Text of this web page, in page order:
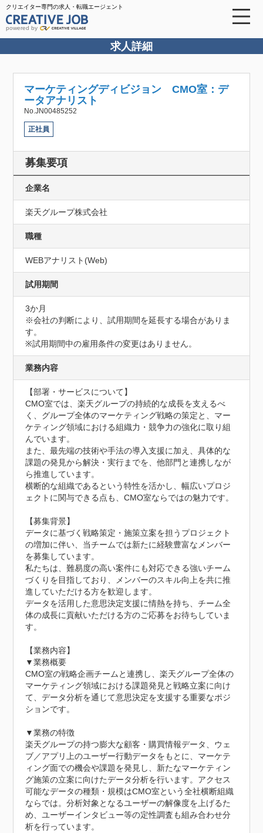
クリエイター専門の求人・転職エージェント
powered by
求人詳細
マーケティングディビジョン CMO室：デ
ータアナリスト
No.JN00485252
正社員
募集要項
企業名
楽天グループ株式会社
職種
WEBアナリスト(Web)
試用期間
3か月
※会社の判断により、試用期間を延長する場合がありま
す。
※試用期間中の雇用条件の変更はありません。
業務内容
【部署・サービスについて】
CMO室では、楽天グループの持続的な成長を支えるべ
く、グループ全体のマーケティング戦略の策定と、マー
ケティング領域における組織力・競争力の強化に取り組
んでいます。
また、最先端の技術や手法の導入支援に加え、具体的な
課題の発見から解決・実行までを、他部門と連携しなが
ら推進しています。
横断的な組織であるという特性を活かし、幅広いプロジ
ェクトに関与できる点も、CMO室ならではの魅力です。
【募集背景】
データに基づく戦略策定・施策立案を担うプロジェクト
の増加に伴い、当チームでは新たに経験豊富なメンバー
を募集しています。
私たちは、難易度の高い案件にも対応できる強いチーム
づくりを目指しており、メンバーのスキル向上を共に推
進していただける方を歓迎します。
データを活用した意思決定支援に情熱を持ち、チーム全
体の成長に貢献いただける方のご応募をお待ちしていま
す。
【業務内容】
▼業務概要
CMO室の戦略企画チームと連携し、楽天グループ全体の
マーケティング領域における課題発見と戦略立案に向け
て、データ分析を通じて意思決定を支援する重要なポジ
ションです。
▼業務の特徴
楽天グループの持つ膨大な顧客・購買情報データ、ウェ
ブ／アプリ上のユーザー行動データをもとに、マーケテ
ィング面での機会や課題を発見し、新たなマーケティン
グ施策の立案に向けたデータ分析を行います。アクセス
可能なデータの種類・規模はCMO室という全社横断組織
ならでは。分析対象となるユーザーの解像度を上げるた
め、ユーザーインタビュー等の定性調査も組み合わせ分
析を行っています。